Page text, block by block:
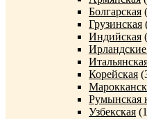
Болгарская
Грузинская
Индийская
Корейская
Румынская
Узбекская